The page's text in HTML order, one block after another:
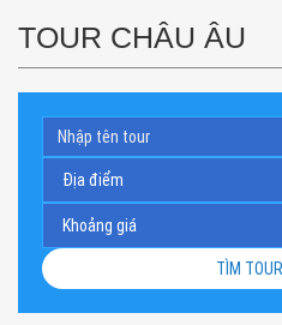
TOUR CHÂU ÂU
TÌM